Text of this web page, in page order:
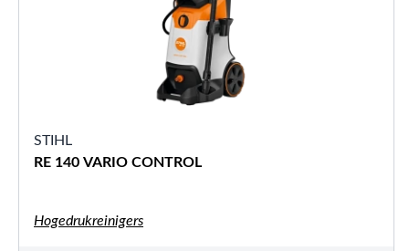
STIHL
RE 140 VARIO CONTROL
Hogedrukreinigers